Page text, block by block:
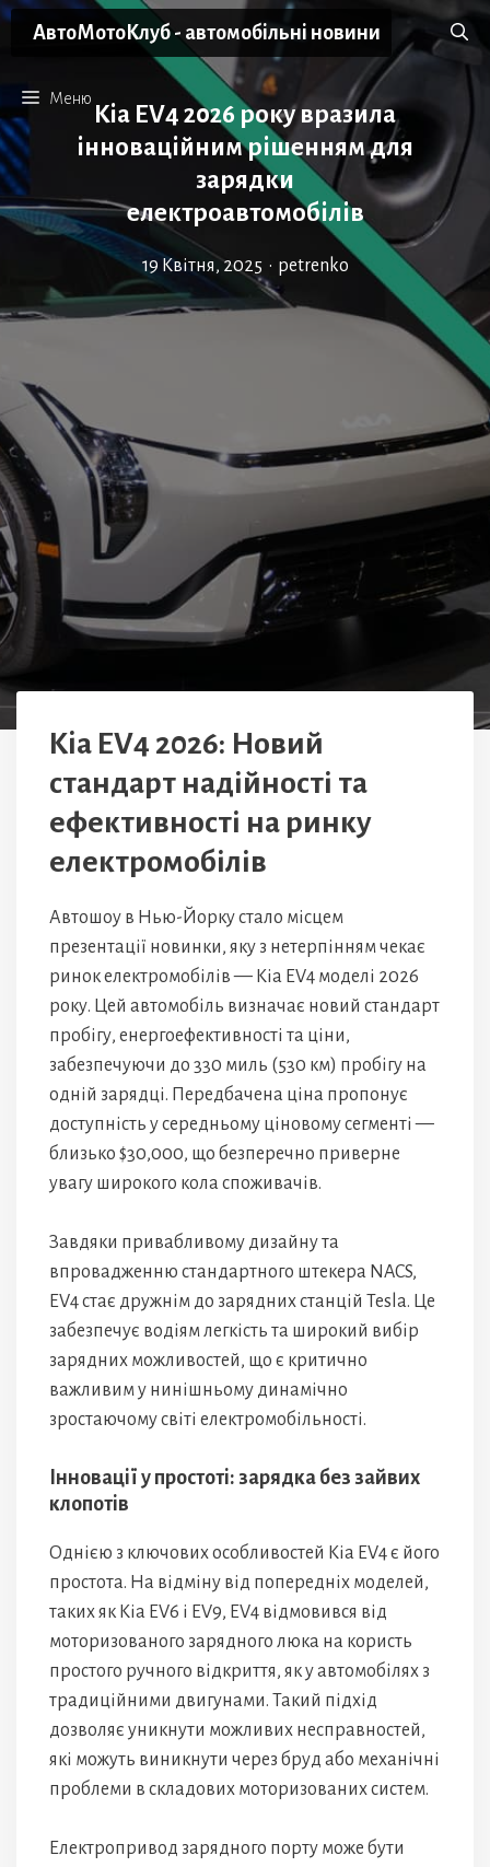
Перейти
АвтоМотоКлуб - автомобільні новини
Меню
Kia EV4 2026 року вразила
інноваційним рішенням для
зарядки
електроавтомобілів
19 Квітня, 2025 • petrenko
Kia EV4 2026: Новий
стандарт надійності та
ефективності на ринку
електромобілів
Автошоу в Нью-Йорку стало місцем
презентації новинки, яку з нетерпінням чекає
ринок електромобілів — Kia EV4 моделі 2026
року. Цей автомобіль визначає новий стандарт
пробігу, енергоефективності та ціни,
забезпечуючи до 330 миль (530 км) пробігу на
одній зарядці. Передбачена ціна пропонує
доступність у середньому ціновому сегменті —
близько $30,000, що безперечно приверне
увагу широкого кола споживачів.
Завдяки привабливому дизайну та
впровадженню стандартного штекера NACS,
EV4 стає дружнім до зарядних станцій Tesla. Це
забезпечує водіям легкість та широкий вибір
зарядних можливостей, що є критично
важливим у нинішньому динамічно
зростаючому світі електромобільності.
Інновації у простоті: зарядка без зайвих
клопотів
Однією з ключових особливостей Kia EV4 є його
простота. На відміну від попередніх моделей,
таких як Kia EV6 і EV9, EV4 відмовився від
моторизованого зарядного люка на користь
простого ручного відкриття, як у автомобілях з
традиційними двигунами. Такий підхід
дозволяє уникнути можливих несправностей,
які можуть виникнути через бруд або механічні
проблеми в складових моторизованих систем.
Електропривод зарядного порту може бути